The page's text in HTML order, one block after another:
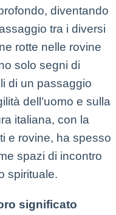
diventando
tra i diversi
rotte nelle rovine
solo segni di
di un passaggio
dell’uomo e sulla
italiana, con la
e rovine, ha spesso
spazi di incontro
spirituale.
significato